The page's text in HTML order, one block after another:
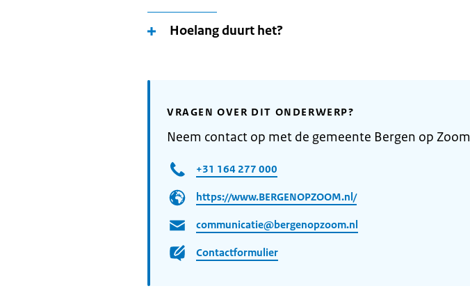
Hoelang duurt het?
VRAGEN OVER DIT ONDERWERP?
Neem contact op met de gemeente Bergen op Zoom
+31 164 277 000
https://www.BERGENOPZOOM.nl/
communicatie@bergenopzoom.nl
Contactformulier